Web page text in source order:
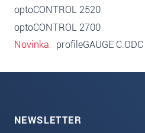
optoCONTROL 2520
optoCONTROL 2700
Novinka
profileGAUGE C.ODC
NEWSLETTER